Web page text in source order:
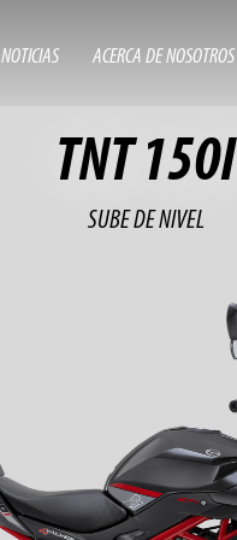
NOTICIAS ACERCA DE NOSOTROS
TNT 150I
SUBE DE NIVEL